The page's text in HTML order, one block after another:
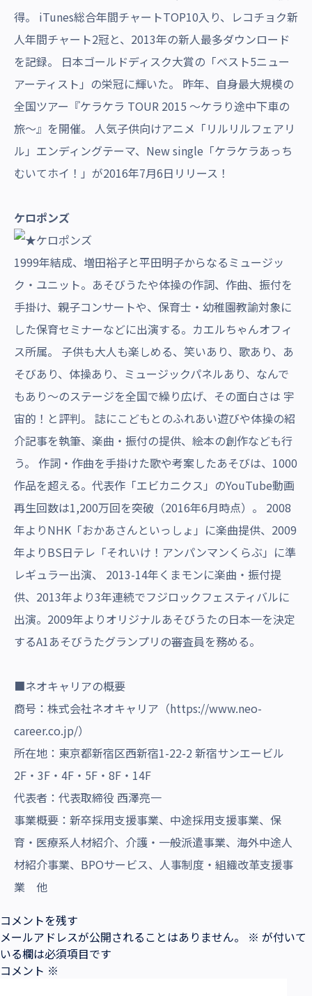
得。 iTunes総合年間チャートTOP10入り、レコチョク新
人年間チャート2冠と、2013年の新人最多ダウンロード
を記録。 日本ゴールドディスク大賞の「ベスト5ニュー
アーティスト」の栄冠に輝いた。 昨年、自身最大規模の
全国ツアー『ケラケラ TOUR 2015 〜ケラり途中下車の
旅〜』を開催。 人気子供向けアニメ「リルリルフェアリ
ル」エンディングテーマ、New single「ケラケラあっち
むいてホイ！」が2016年7月6日リリース！
ケロポンズ
1999年結成、増田裕子と平田明子からなるミュージッ
ク・ユニット。あそびうたや体操の作詞、作曲、振付を
手掛け、親子コンサートや、保育士・幼稚園教諭対象に
した保育セミナーなどに出演する。カエルちゃんオフィ
ス所属。 子供も大人も楽しめる、笑いあり、歌あり、あ
そびあり、体操あり、ミュージックパネルあり、なんで
もあり～のステージを全国で繰り広げ、その面白さは 宇
宙的！と評判。 誌にこどもとのふれあい遊びや体操の紹
介記事を執筆、楽曲・振付の提供、絵本の創作なども行
う。 作詞・作曲を手掛けた歌や考案したあそびは、1000
作品を超える。代表作「エビカニクス」のYouTube動画
再生回数は1,200万回を突破（2016年6月時点）。 2008
年よりNHK「おかあさんといっしょ」に楽曲提供、2009
年よりBS日テレ「それいけ！アンパンマンくらぶ」に準
レギュラー出演、 2013-14年くまモンに楽曲・振付提
供、2013年より3年連続でフジロックフェスティバルに
出演。2009年よりオリジナルあそびうたの日本一を決定
するA1あそびうたグランプリの審査員を務める。
■ネオキャリアの概要
商号：株式会社ネオキャリア（https://www.neo-
career.co.jp/）
所在地：東京都新宿区西新宿1-22-2 新宿サンエービル
2F・3F・4F・5F・8F・14F
代表者：代表取締役 西澤亮一
事業概要：新卒採用支援事業、中途採用支援事業、保
育・医療系人材紹介、介護・一般派遣事業、海外中途人
材紹介事業、BPOサービス、人事制度・組織改革支援事
業 他
コメントを残す
メールアドレスが公開されることはありません。
※ が付いて
いる欄は必須項目です
コメント ※